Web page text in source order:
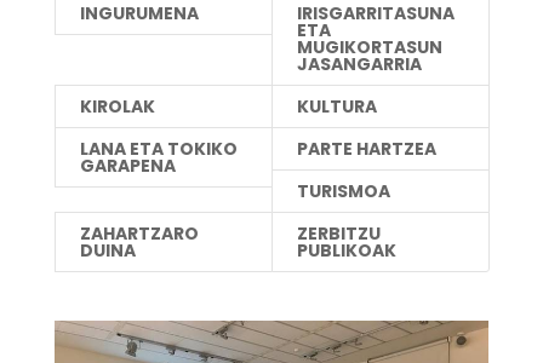
INGURUMENA
IRISGARRITASUNA
ETA
MUGIKORTASUN
JASANGARRIA
KIROLAK
KULTURA
LANA ETA TOKIKO
GARAPENA
PARTE HARTZEA
TURISMOA
ZAHARTZARO
DUINA
ZERBITZU
PUBLIKOAK